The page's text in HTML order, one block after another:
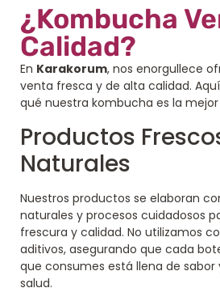
¿Kombucha
Calidad?
En Karakorum, nos enorgullece
venta fresca y de alta calidad.
qué nuestra kombucha es la
Productos
Naturales
Nuestros productos se elaboran
naturales y procesos cuidadosos
frescura y calidad. No utilizamos
aditivos, asegurando que cada
que consumes está llena de sabor
salud.